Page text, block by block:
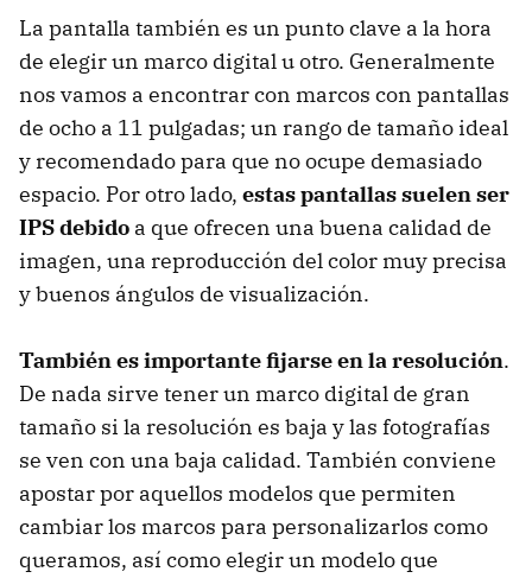
La pantalla también es un punto clave a la hora
de elegir un marco digital u otro. Generalmente
nos vamos a encontrar con marcos con pantallas
de ocho a 11 pulgadas; un rango de tamaño ideal
y recomendado para que no ocupe demasiado
espacio. Por otro lado, estas pantallas suelen ser
IPS debido a que ofrecen una buena calidad de
imagen, una reproducción del color muy precisa
y buenos ángulos de visualización.
También es importante fijarse en la resolución.
De nada sirve tener un marco digital de gran
tamaño si la resolución es baja y las fotografías
se ven con una baja calidad. También conviene
apostar por aquellos modelos que permiten
cambiar los marcos para personalizarlos como
queramos, así como elegir un modelo que